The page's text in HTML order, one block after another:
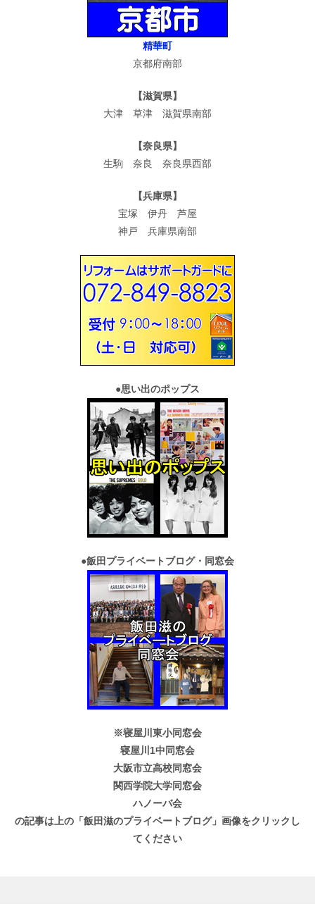
精華町
京都府南部
【滋賀県】
大津 草津 滋賀県南部
【奈良県】
生駒 奈良 奈良県西部
【兵庫県】
宝塚 伊丹 芦屋
神戸 兵庫県南部
●思い出のポップス
●飯田プライベートブログ・同窓会
※寝屋川東小同窓会
寝屋川1中同窓会
大阪市立高校同窓会
関西学院大学同窓会
ハノーバ会
の記事は上の「飯田滋のプライベートブログ」画像をクリックし
てください